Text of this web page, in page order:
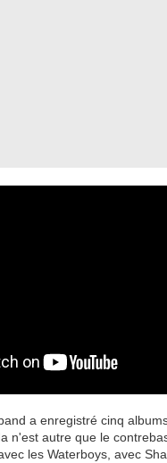
a enregistré cinq
n'est autre que le
les Waterboys, avec